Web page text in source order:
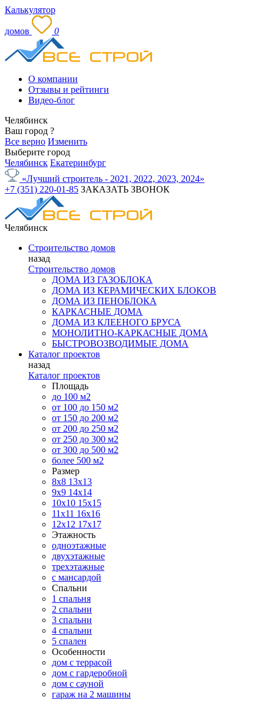
Калькулятор
домов 0
О компании
Отзывы и рейтинги
Видео-блог
Челябинск
Ваш город ?
Все верно Изменить
Выберите город
Челябинск Екатеринбург
«Лучший строитель - 2021, 2022, 2023, 2024»
+7 (351) 220-01-85 ЗАКАЗАТЬ ЗВОНОК
Челябинск
Строительство домов
назад
Строительство домов
ДОМА ИЗ ГАЗОБЛОКА
ДОМА ИЗ КЕРАМИЧЕСКИХ БЛОКОВ
ДОМА ИЗ ПЕНОБЛОКА
КАРКАСНЫЕ ДОМА
ДОМА ИЗ КЛЕЕНОГО БРУСА
МОНОЛИТНО-КАРКАСНЫЕ ДОМА
БЫСТРОВОЗВОДИМЫЕ ДОМА
Каталог проектов
назад
Каталог проектов
Площадь
до 100 м2
от 100 до 150 м2
от 150 до 200 м2
от 200 до 250 м2
от 250 до 300 м2
от 300 до 500 м2
более 500 м2
Размер
8х8 13х13
9х9 14х14
10х10 15х15
11x11 16х16
12х12 17х17
Этажность
одноэтажные
двухэтажные
трехэтажные
с мансардой
Спальни
1 спальня
2 спальни
3 спальни
4 спальни
5 спален
Особенности
дом с террасой
дом с гардеробной
дом с сауной
гараж на 2 машины